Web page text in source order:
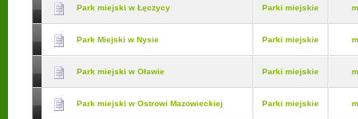
Park miejski w Łęczycy Parki miejskie
Park Miejski w Nysie Parki miejskie
Park miejski w Oławie Parki miejskie
Park miejski w Ostrowi Mazowieckiej Parki miejskie